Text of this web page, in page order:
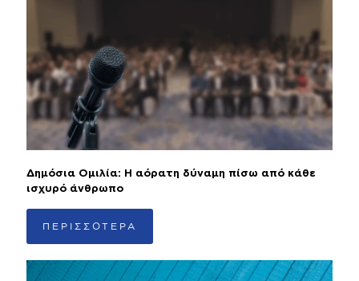
Δημόσια Ομιλία: Η αόρατη δύναμη πίσω από κάθε
ισχυρό άνθρωπο
ΠΕΡΙΣΣΟΤΕΡΑ